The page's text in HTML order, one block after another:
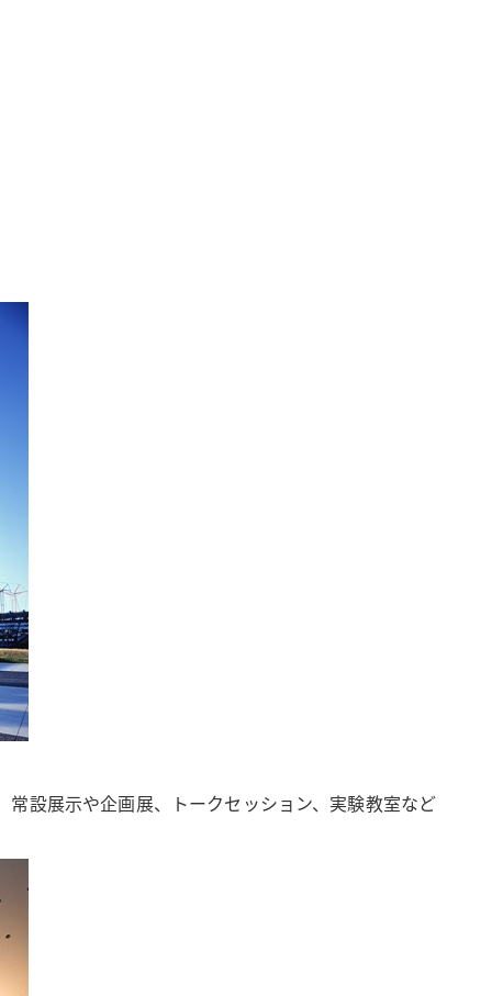
設展示や企画展、トークセッション、実験教室など